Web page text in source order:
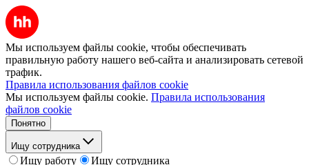
Мы используем файлы cookie, чтобы обеспечивать
правильную работу нашего веб-сайта и анализировать сетевой
трафик.
Правила использования файлов cookie
Мы используем файлы cookie. Правила использования
файлов cookie
Понятно
Ищу сотрудника
Ищу работу
Ищу сотрудника